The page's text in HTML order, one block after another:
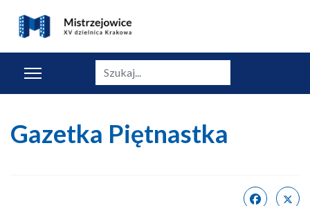
Szukaj
Gazetka Piętnastka